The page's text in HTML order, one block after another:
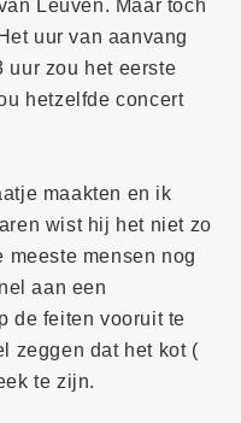
Leuven. Maar toch
uur van aanvang
uur zou het eerste
hetzelfde concert
maakten en ik
wist hij het niet zo
meeste mensen nog
aan een
de feiten vooruit te
zeggen dat het kot (
te zijn.